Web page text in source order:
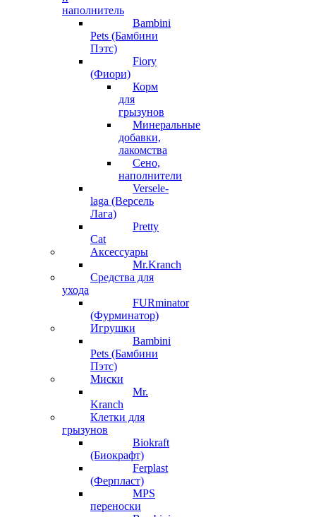
наполнитель
Bambini
Pets (Бамбини
Пэтс)
Fiory
(Фиори)
Корм
для
грызунов
Минеральные
добавки,
лакомства
Сено,
наполнители
Versele-
laga (Версель
Лага)
Pretty
Cat
Аксессуары
Mr.Kranch
Средства для
ухода
FURminator
(Фурминатор)
Игрушки
Bambini
Pets (Бамбини
Пэтс)
Миски
Mr.
Kranch
Клетки для
грызунов
Biokraft
(Биокрафт)
Ferplast
(Ферпласт)
MPS
переноски